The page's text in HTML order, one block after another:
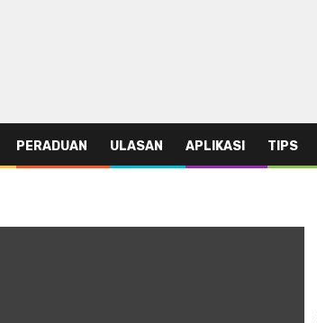
PERADUAN ULASAN APLIKASI TIPS